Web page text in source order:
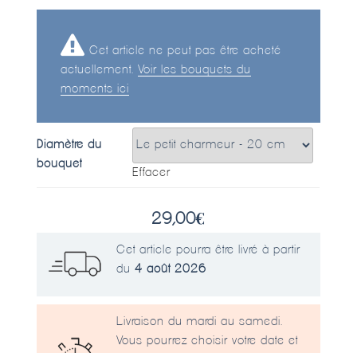
Cet article ne peut pas être acheté
actuellement.Voir les bouquets du
moments ici
Diamètre du
bouquet
Effacer
29,00€
Cet article pourra être livré à partir
du4 août 2026
Livraison du mardi au samedi.
Vous pourrez choisir votre date et